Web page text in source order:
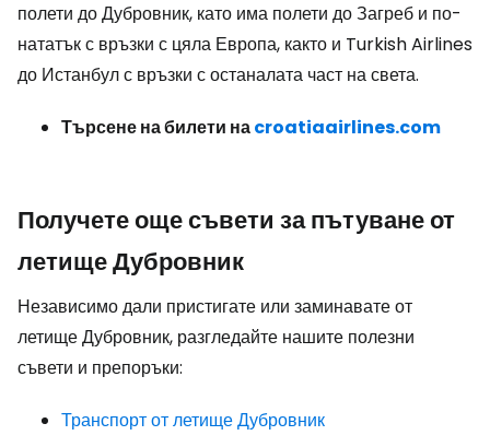
полети до Дубровник, като има полети до Загреб и по-
нататък с връзки с цяла Европа, както и Turkish Airlines
до Истанбул с връзки с останалата част на света.
Търсене на билети наcroatiaairlines.com
Получете още съвети за пътуване от
летище Дубровник
Независимо дали пристигате или заминавате от
летище Дубровник, разгледайте нашите полезни
съвети и препоръки:
Транспорт от летище Дубровник